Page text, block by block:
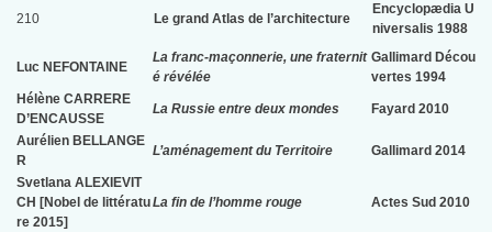
210 Le grand Atlas de l’architecture
Encyclopædia U
niversalis 1988
Luc NEFONTAINE
La franc-maçonnerie, une fraternit
é révélée
Gallimard Décou
vertes 1994
Hélène CARRERE
D’ENCAUSSE
La Russie entre deux mondes Fayard 2010
Aurélien BELLANGE
R
L’aménagement du Territoire Gallimard 2014
Svetlana ALEXIEVIT
CH [Nobel de littératu
re 2015]
La fin de l’homme rouge Actes Sud 2010